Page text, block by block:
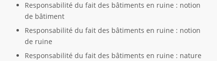
Responsabilité du fait des bâtiments en ruine : notion
de bâtiment
Responsabilité du fait des bâtiments en ruine : notion
de ruine
Responsabilité du fait des bâtiments en ruine : nature